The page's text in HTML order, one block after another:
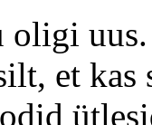
oligi uus.
et kas